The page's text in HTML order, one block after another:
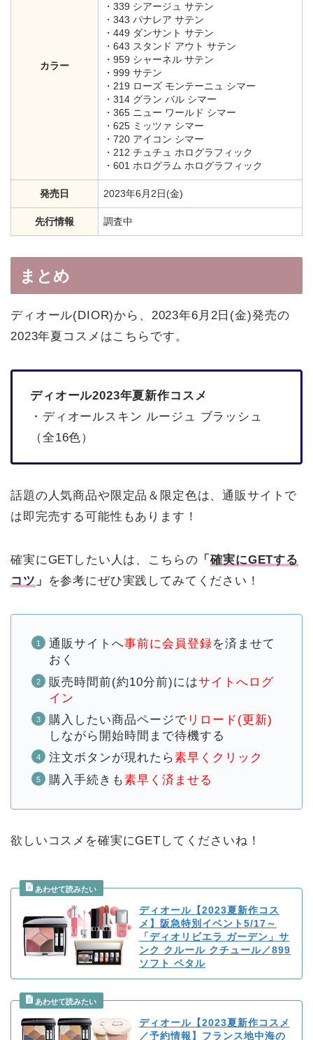
カラー
・339 シアージュ サテン
・343 パナレア サテン
・449 ダンサント サテン
・643 スタンド アウト サテン
・959 シャーネル サテン
・999 サテン
・219 ローズ モンテーニュ シマー
・314 グラン バル シマー
・365 ニュー ワールド シマー
・625 ミッツァ シマー
・720 アイコン シマー
・212 チュチュ ホログラフィック
・601 ホログラム ホログラフィック
発売日 2023年6月2日(金)
先行情報 調査中
まとめ
ディオール(DIOR)から、2023年6月2日(金)発売の
2023年夏コスメはこちらです。
ディオール2023年夏新作コスメ
・ディオールスキン ルージュ ブラッシュ
（全16色）
話題の人気商品や限定品＆限定色は、通販サイトで
は即完売する可能性もあります！
確実にGETしたい人は、こちらの 「確実にGETする
コツ 」 を参考にぜひ実践してみてください！
通販サイトへ事前に会員登録を済ませて
おく
販売時間前(約10分前)にはサイトへログ
イン
購入したい商品ページで リロード(更新)
しながら開始時間まで待機する
注文ボタンが現れたら素早くクリック
購入手続きも素早く済ませる
欲しいコスメを確実にGETしてくださいね！
ディオール【2023夏新作コス
メ】阪急特別イベント5/17～
「ディオリビエラ ガーデン」サ
ンク クルール クチュール／899
ソフト ペタル
ディオール【2023夏新作コスメ
／予約情報】フランス地中海の